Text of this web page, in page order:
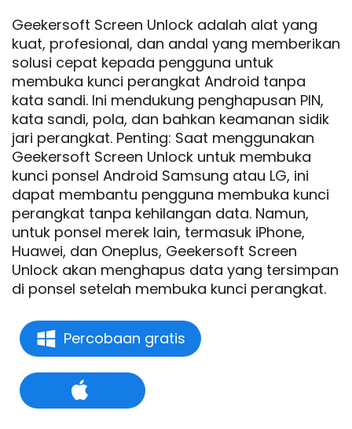
Geekersoft Screen Unlock adalah alat yang
kuat, profesional, dan andal yang memberikan
solusi cepat kepada pengguna untuk
membuka kunci perangkat Android tanpa
kata sandi. Ini mendukung penghapusan PIN,
kata sandi, pola, dan bahkan keamanan sidik
jari perangkat. Penting: Saat menggunakan
Geekersoft Screen Unlock untuk membuka
kunci ponsel Android Samsung atau LG, ini
dapat membantu pengguna membuka kunci
perangkat tanpa kehilangan data. Namun,
untuk ponsel merek lain, termasuk iPhone,
Huawei, dan Oneplus, Geekersoft Screen
Unlock akan menghapus data yang tersimpan
di ponsel setelah membuka kunci perangkat.
Percobaan gratis